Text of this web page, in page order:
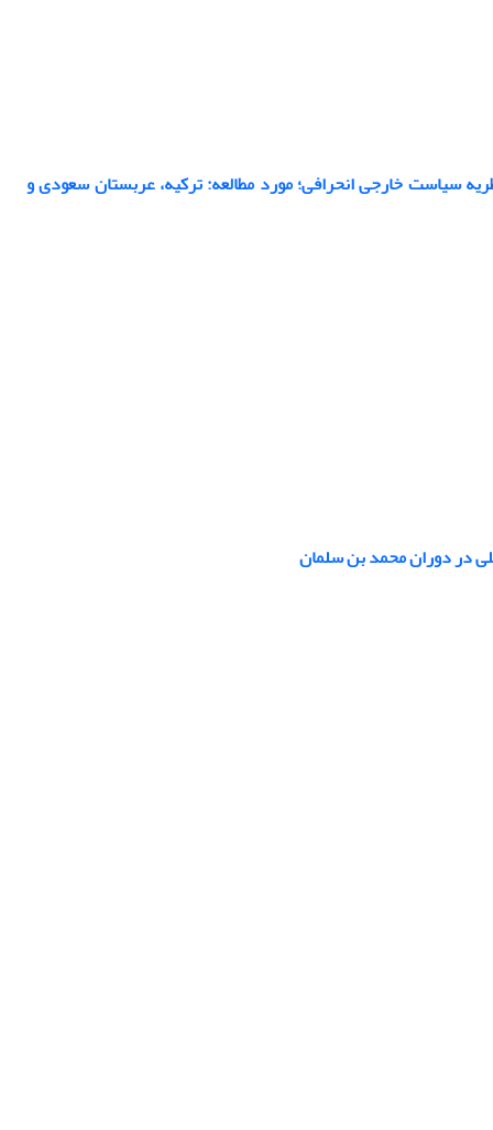
سیاست خارجی انحرافی؛ مورد مطالعه: ترکیه، عربستان سعودی و
در دوران محمد بن سلمان